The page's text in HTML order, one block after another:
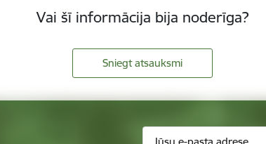
Vai šī informācija bija noderīga?
Sniegt atsauksmi